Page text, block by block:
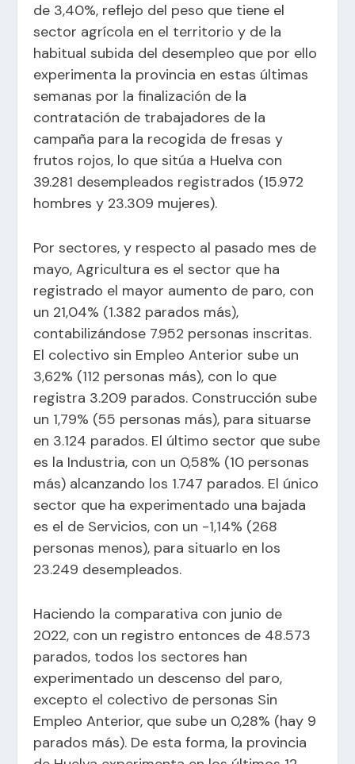
de 3,40%, reflejo del peso que tiene el
sector agrícola en el territorio y de la
habitual subida del desempleo que por ello
experimenta la provincia en estas últimas
semanas por la finalización de la
contratación de trabajadores de la
campaña para la recogida de fresas y
frutos rojos, lo que sitúa a Huelva con
39.281 desempleados registrados (15.972
hombres y 23.309 mujeres).
Por sectores, y respecto al pasado mes de
mayo, Agricultura es el sector que ha
registrado el mayor aumento de paro, con
un 21,04% (1.382 parados más),
contabilizándose 7.952 personas inscritas.
El colectivo sin Empleo Anterior sube un
3,62% (112 personas más), con lo que
registra 3.209 parados. Construcción sube
un 1,79% (55 personas más), para situarse
en 3.124 parados. El último sector que sube
es la Industria, con un 0,58% (10 personas
más) alcanzando los 1.747 parados. El único
sector que ha experimentado una bajada
es el de Servicios, con un -1,14% (268
personas menos), para situarlo en los
23.249 desempleados.
Haciendo la comparativa con junio de
2022, con un registro entonces de 48.573
parados, todos los sectores han
experimentado un descenso del paro,
excepto el colectivo de personas Sin
Empleo Anterior, que sube un 0,28% (hay 9
parados más). De esta forma, la provincia